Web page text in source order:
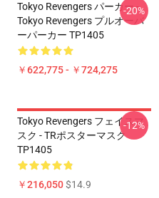
Tokyo Revengers パーカー -
Tokyo Revengers プルオーバ
ーパーカー TP1405
￥622,775 - ￥724,275
-20%
Tokyo Revengers フェイスマ
スク - TRポスターマスク
TP1405
￥216,050$14.9
-12%